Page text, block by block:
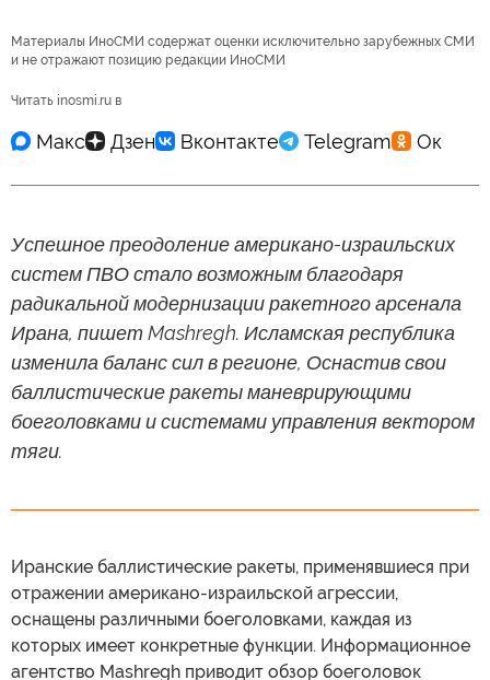
Материалы ИноСМИ содержат оценки исключительно зарубежных СМИ
и не отражают позицию редакции ИноСМИ
Читать inosmi.ru в
Успешное преодоление американо-израильских
систем ПВО стало возможным благодаря
радикальной модернизации ракетного арсенала
Ирана, пишет Mashregh. Исламская республика
изменила баланс сил в регионе, Оснастив свои
баллистические ракеты маневрирующими
боеголовками и системами управления вектором
тяги.
Иранские баллистические ракеты, применявшиеся при
отражении американо-израильской агрессии,
оснащены различными боеголовками, каждая из
которых имеет конкретные функции. Информационное
агентство Mashregh приводит обзор боеголовок